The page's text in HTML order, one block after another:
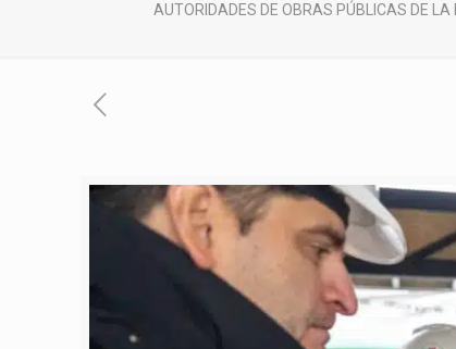
AUTORIDADES DE OBRAS PÚBLICAS DE LA